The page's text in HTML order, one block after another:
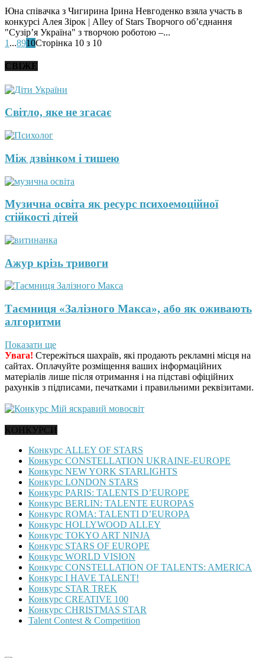
Юна співачка з Чигирина Ірина Невгоденко взяла участь в
конкурсі Алея Зірок | Alley of Stars Творчого об’єднання
"Сузір’я Україна" з творчою роботою –...
1 ...8910Сторінка 10 з 10
СВІЖЕ
Світло, яке не згасає
Між дзвінком і тишею
Музична освіта як ресурс психоемоційної
стійкості дітей
Ажур крізь тривоги
Таємниця «Залізного Макса», або як оживають
алгоритми
Показати ще
Увага! Стережіться шахраїв, які продають рекламні місця на
сайтах. Оплачуйте розміщення ваших інформаційних
матеріалів лише після отримання і на підставі офіційних
рахунків з підписами, печатками і правильними реквізитами.
КОНКУРСИ
Конкурс ALLEY OF STARS
Конкурс CONSTELLATION UKRAINE-EUROPE
Конкурс NEW YORK STARLIGHTS
Конкурс LONDON STARS
Конкурс PARIS: TALENTS D’EUROPE
Конкурс BERLIN: TALENTE EUROPAS
Конкурс ROMA: TALENTI D’EUROPA
Конкурс HOLLYWOOD ALLEY
Конкурс TOKYO ART NINJA
Конкурс STARS OF EUROPE
Конкурс WORLD VISION
Конкурс CONSTELLATION OF TALENTS: AMERICA
Конкурс I HAVE TALENT!
Конкурс STAR TREK
Конкурс CREATIVE 100
Конкурс CHRISTMAS STAR
Talent Contest & Competition